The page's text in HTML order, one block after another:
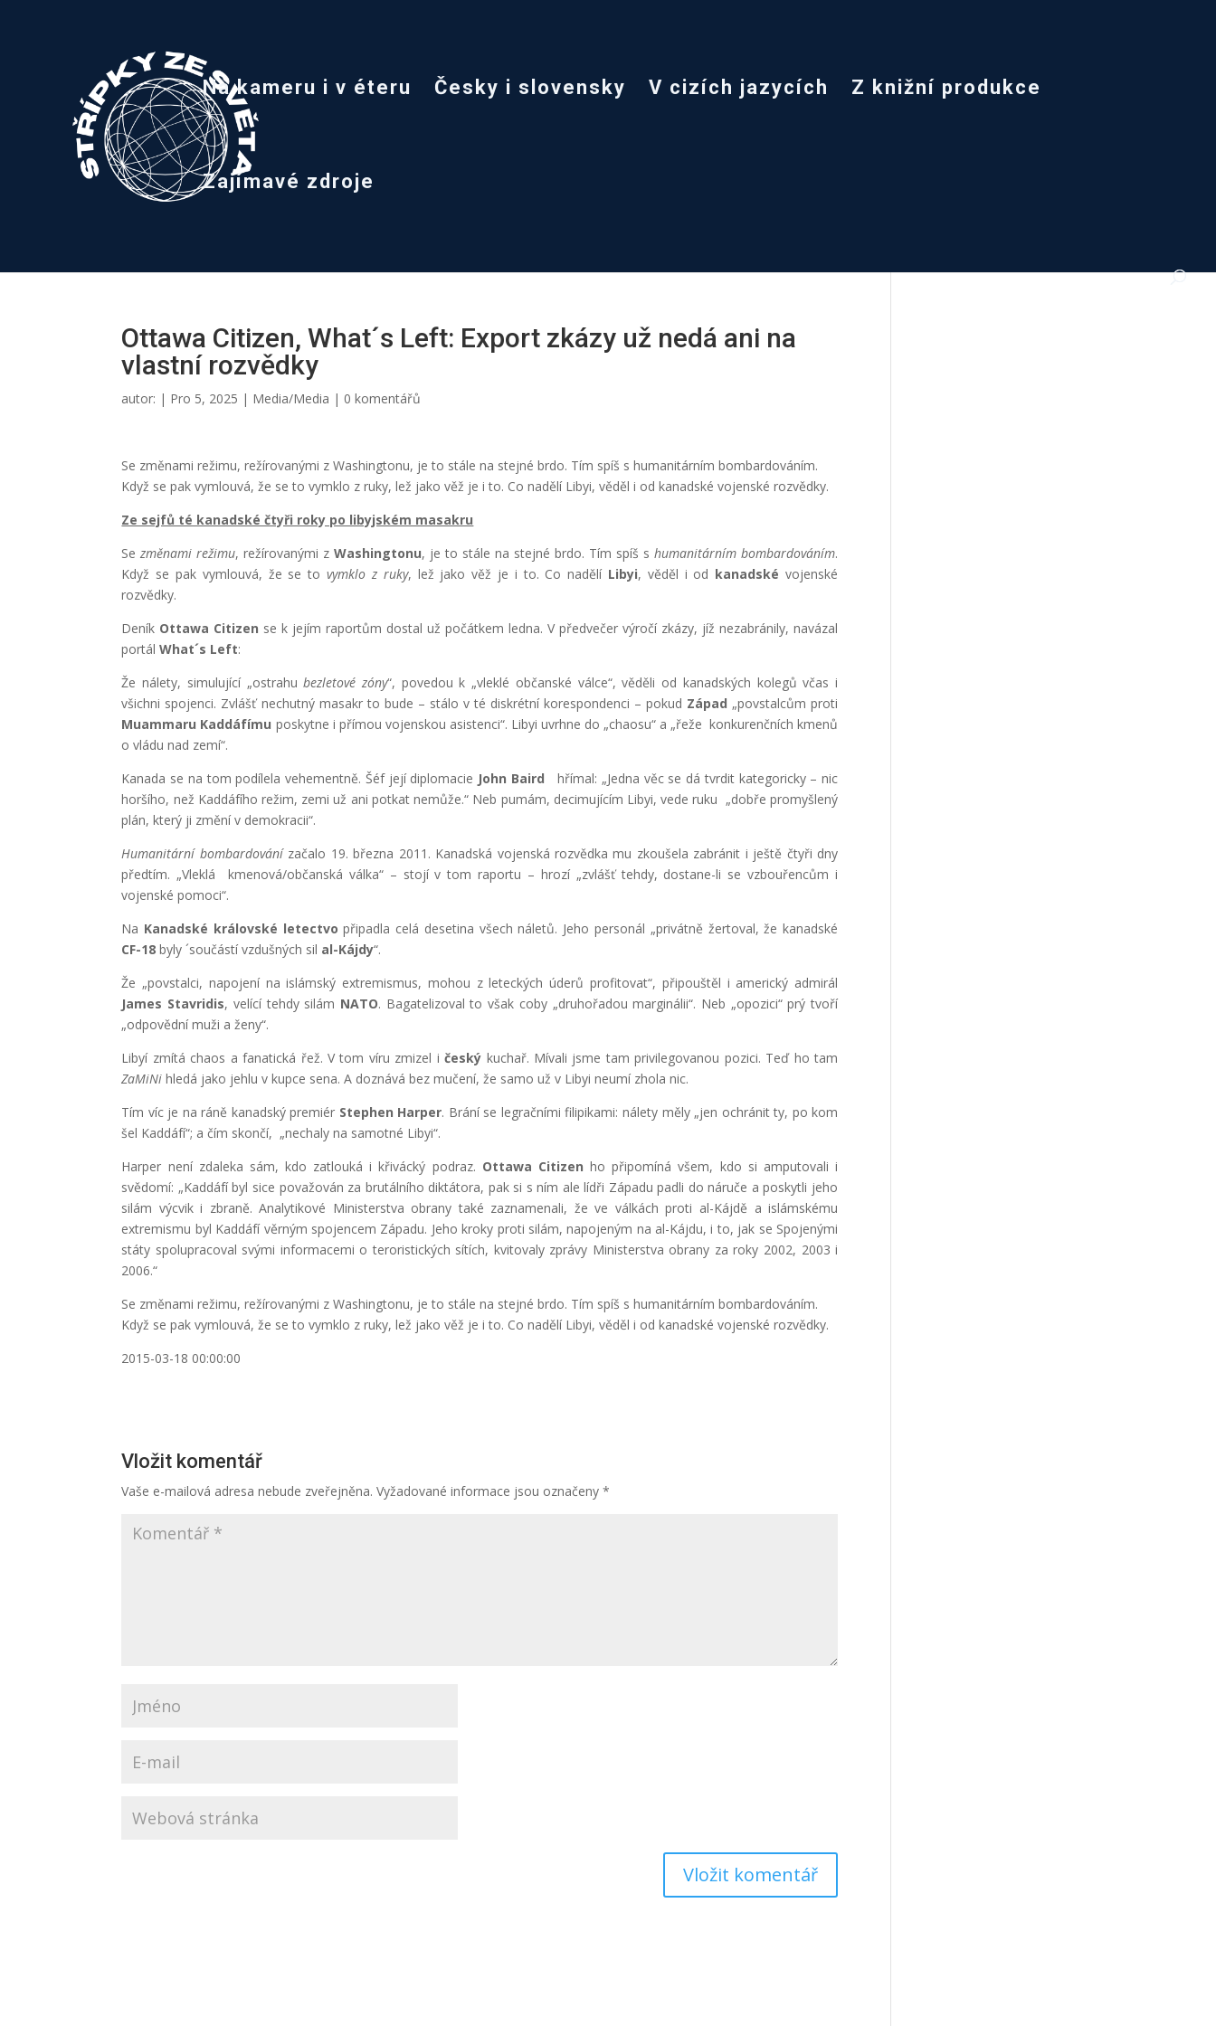
Na kameru i v éteru Česky i slovensky V cizích jazycích Z knižní produkce
Zajímavé zdroje
Ottawa Citizen, What´s Left: Export zkázy už nedá ani na
vlastní rozvědky
autor: | Pro 5, 2025 | Media/Media | 0 komentářů
Se změnami režimu, režírovanými z Washingtonu, je to stále na stejné brdo. Tím spíš s humanitárním bombardováním.
Když se pak vymlouvá, že se to vymklo z ruky, lež jako věž je i to. Co nadělí Libyi, věděl i od kanadské vojenské rozvědky.
Ze sejfů té kanadské čtyři roky po libyjském masakru
Sezměnami režimu, režírovanými zWashingtonu, je to stále na stejné brdo. Tím spíš shumanitárním bombardováním.
Když se pak vymlouvá, že se tovymklo z ruky, lež jako věž je i to. Co nadělí Libyi, věděl i od kanadskévojenské
rozvědky.
Deník Ottawa Citizen se k jejím raportům dostal už počátkem ledna. V předvečer výročí zkázy, jíž nezabránily, navázal
portálWhat´s Left:
Že nálety, simulující „ostrahubezletové zóny“, povedou k „vleklé občanské válce“, věděli od kanadských kolegů včas i
všichni spojenci. Zvlášť nechutný masakr to bude – stálo v té diskrétní korespondenci – pokud Západ „povstalcům proti
Muammaru Kaddáfímu poskytne i přímou vojenskou asistenci“. Libyi uvrhne do „chaosu“ a „řeže konkurenčních kmenů
o vládu nad zemí“.
Kanada se na tom podílela vehementně. Šéf její diplomacie John Baird
hřímal: „Jedna věc se dá tvrdit kategoricky – nic
horšího, než Kaddáfího režim, zemi už ani potkat nemůže.“ Neb pumám, decimujícím Libyi, vede ruku „dobře promyšlený
plán, který ji změní v demokracii“.
Humanitární bombardování začalo 19. března 2011. Kanadská vojenská rozvědka mu zkoušela zabránit i ještě čtyři dny
předtím. „Vleklá kmenová/občanská válka“ – stojí v tom raportu – hrozí „zvlášť tehdy, dostane-li se vzbouřencům i
vojenské pomoci“.
Na Kanadské královské letectvopřipadla celá desetina všech náletů. Jeho personál „privátně žertoval, že kanadské
CF-18byly ´součástí vzdušných sil al-Kájdy“.
Že „povstalci, napojení na islámský extremismus, mohou z leteckých úderů profitovat“, připouštěl i americký admirál
James Stavridis, velící tehdy silám NATO. Bagatelizoval to však coby „druhořadou marginálii“. Neb „opozici“ prý tvoří
„odpovědní muži a ženy“.
Libyí zmítá chaos a fanatická řež. V tom víru zmizel ičeský kuchař. Mívali jsme tam privilegovanou pozici. Teď ho tam
ZaMiNi hledá jako jehlu v kupce sena. A doznává bez mučení, že samo už v Libyi neumí zhola nic.
Tím víc je na ráně kanadský premiér Stephen Harper. Brání se legračními filipikami: nálety měly „jen ochránit ty, po kom
šel Kaddáfí“; a čím skončí, „nechaly na samotné Libyi“.
Harper není zdaleka sám, kdo zatlouká i křivácký podraz. Ottawa Citizen ho připomíná všem, kdo si amputovali i
svědomí: „Kaddáfí byl sice považován za brutálního diktátora, pak si s ním ale lídři Západu padli do náruče a poskytli jeho
silám výcvik i zbraně. Analytikové Ministerstva obrany také zaznamenali, že ve válkách proti al-Kájdě a islámskému
extremismu byl Kaddáfí věrným spojencem Západu. Jeho kroky proti silám, napojeným na al-Kájdu, i to, jak se Spojenými
státy spolupracoval svými informacemi o teroristických sítích, kvitovaly zprávy Ministerstva obrany za roky 2002, 2003 i
2006.“
Se změnami režimu, režírovanými z Washingtonu, je to stále na stejné brdo. Tím spíš s humanitárním bombardováním.
Když se pak vymlouvá, že se to vymklo z ruky, lež jako věž je i to. Co nadělí Libyi, věděl i od kanadské vojenské rozvědky.
2015-03-18 00:00:00
Vložit komentář
Vaše e-mailová adresa nebude zveřejněna. Vyžadované informace jsou označeny*